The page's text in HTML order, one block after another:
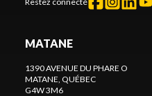
MATANE
1390 AVENUE DU PHARE O
MATANE , QUÉBEC
G4W 3M6